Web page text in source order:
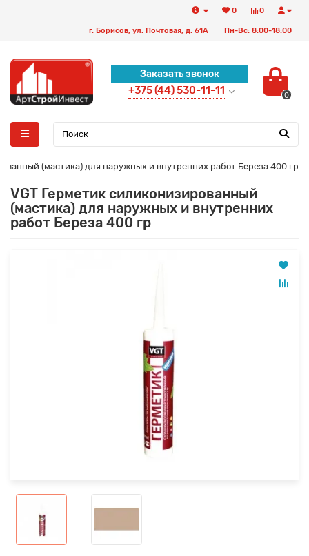
0
0
г. Борисов, ул. Почтовая, д. 61А Пн-Вс: 8:00-18:00
Заказать звонок
+375 (44) 530-11-11 0
(мастика) для наружных и внутренних работ Береза 400 гр
VGT Герметик силиконизированный
(мастика) для наружных и внутренних
работ Береза 400 гр